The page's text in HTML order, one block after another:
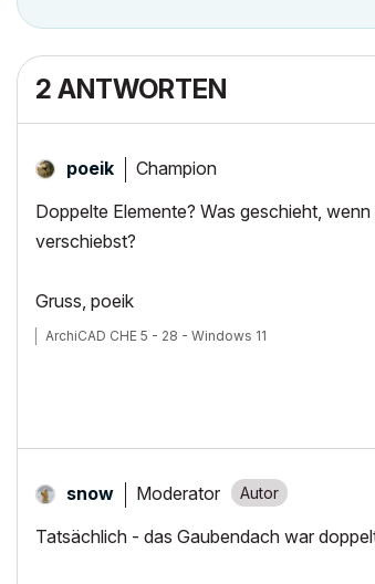
2 ANTWORTEN
poeik Champion
Doppelte Elemente? Was geschieht,
verschiebst?
Gruss, poeik
ArchiCAD CHE 5 - 28 - Windows 11
snow Moderator
Tatsächlich - das Gaubendach war